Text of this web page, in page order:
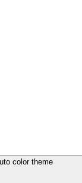
color theme